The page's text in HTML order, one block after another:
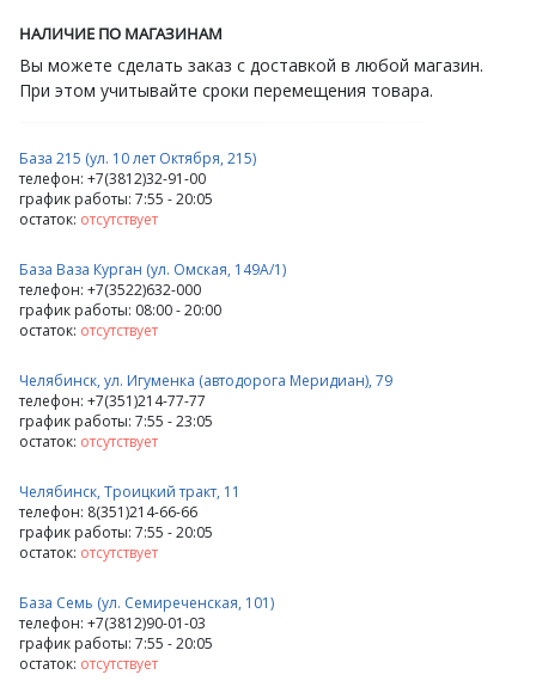
НАЛИЧИЕ ПО МАГАЗИНАМ
Вы можете сделать заказ с доставкой в любой магазин.
При этом учитывайте сроки перемещения товара.
База 215 (ул. 10 лет Октября, 215)
телефон: +7(3812)32-91-00
график работы: 7:55 - 20:05
остаток: отсутствует
База Ваза Курган (ул. Омская, 149А/1)
телефон: +7(3522)632-000
график работы: 08:00 - 20:00
остаток: отсутствует
Челябинск, ул. Игуменка (автодорога Меридиан), 79
телефон: +7(351)214-77-77
график работы: 7:55 - 23:05
остаток: отсутствует
Челябинск, Троицкий тракт, 11
телефон: 8(351)214-66-66
график работы: 7:55 - 20:05
остаток: отсутствует
База Семь (ул. Семиреченская, 101)
телефон: +7(3812)90-01-03
график работы: 7:55 - 20:05
остаток: отсутствует